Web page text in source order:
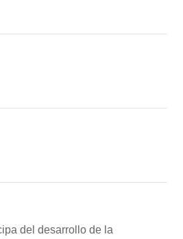
del desarrollo de la